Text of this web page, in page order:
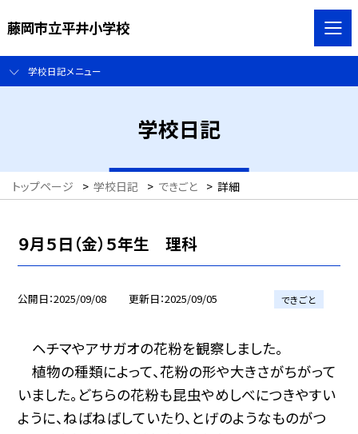
藤岡市立平井小学校
学校日記メニュー
学校日記
トップページ > 学校日記 > できごと > 詳細
９月５日（金）５年生 理科
公開日 2025/09/08 更新日 2025/09/05 できごと
ヘチマやアサガオの花粉を観察しました。
植物の種類によって、花粉の形や大きさがちがって
いました。どちらの花粉も昆虫やめしべにつきやすい
ように、ねばねばしていたり、とげのようなものがつ